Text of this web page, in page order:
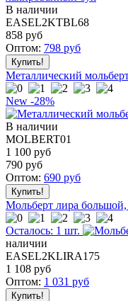
В наличии
EASEL2KTBL68
858 руб
Оптом: 798 руб
Металлический
New -28%
В наличии
MOLBERT01
1 100 руб
790 руб
Оптом: 690 руб
Мольберт лира большой,
Осталось: 1 шт.
наличии
EASEL2KLIRA175
1 108 руб
Оптом: 1 031 руб